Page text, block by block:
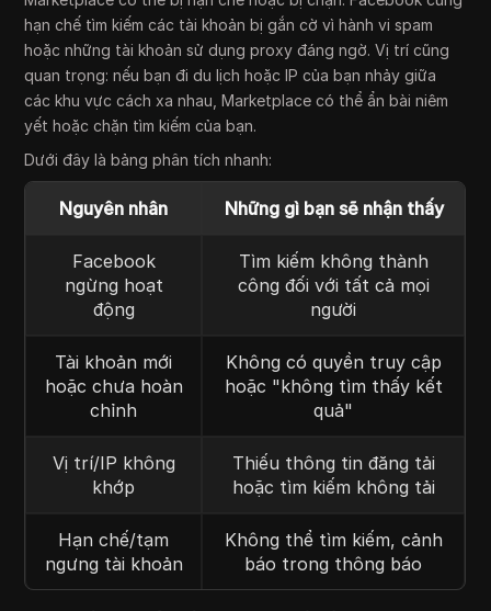
hạn chế tìm kiếm các tài khoản bị gắn cờ vì hành vi spam
hoặc những tài khoản sử dụng proxy đáng ngờ. Vị trí cũng
quan trọng: nếu bạn đi du lịch hoặc IP của bạn nhảy giữa
các khu vực cách xa nhau, Marketplace có thể ẩn bài niêm
yết hoặc chặn tìm kiếm của bạn.
Dưới đây là bảng phân tích nhanh:
Nguyên nhân Những gì bạn sẽ nhận thấy
Facebook
ngừng hoạt
động
Tìm kiếm không thành
công đối với tất cả mọi
người
Tài khoản mới
hoặc chưa hoàn
chỉnh
Không có quyền truy cập
hoặc "không tìm thấy kết
quả"
Vị trí/IP không
khớp
Thiếu thông tin đăng tải
hoặc tìm kiếm không tải
Hạn chế/tạm
ngưng tài khoản
Không thể tìm kiếm, cảnh
báo trong thông báo